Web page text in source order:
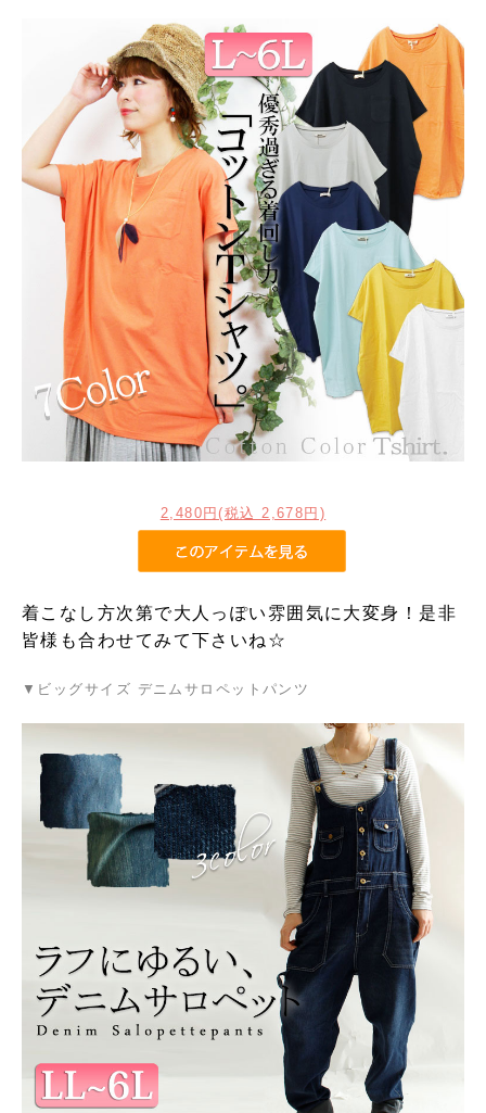
2,480円(税込 2,678円)
着こなし方次第で大人っぽい雰囲気に大変身！是非
皆様も合わせてみて下さいね☆
▼ビッグサイズ デニムサロペットパンツ